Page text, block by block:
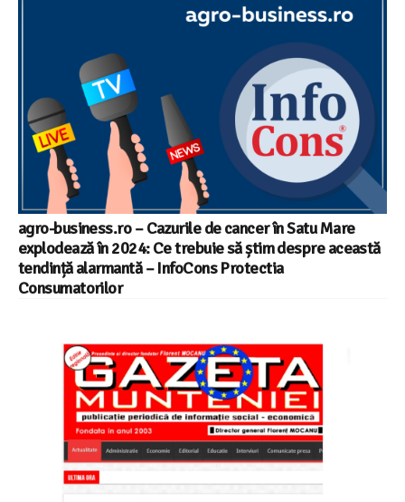
agro-business.ro – Cazurile de cancer în Satu Mare
explodează în 2024: Ce trebuie să știm despre această
tendință alarmantă – InfoCons Protectia
Consumatorilor